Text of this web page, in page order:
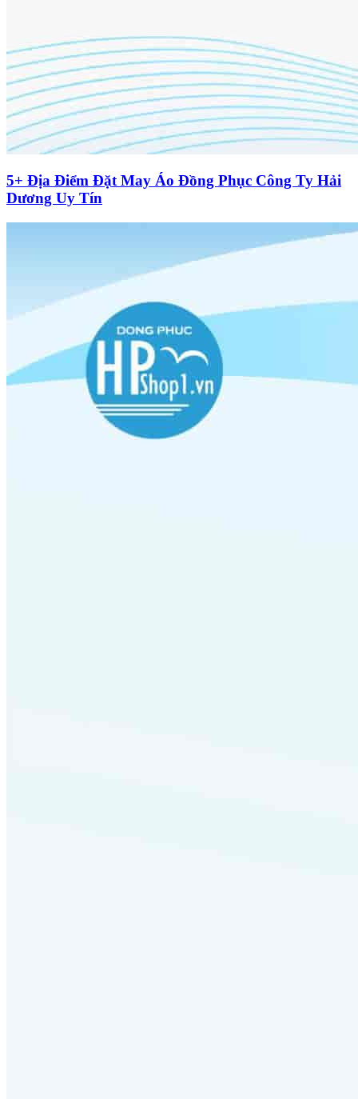
5+ Địa Điểm Đặt May Áo Đồng Phục Công Ty Hải
Dương Uy Tín